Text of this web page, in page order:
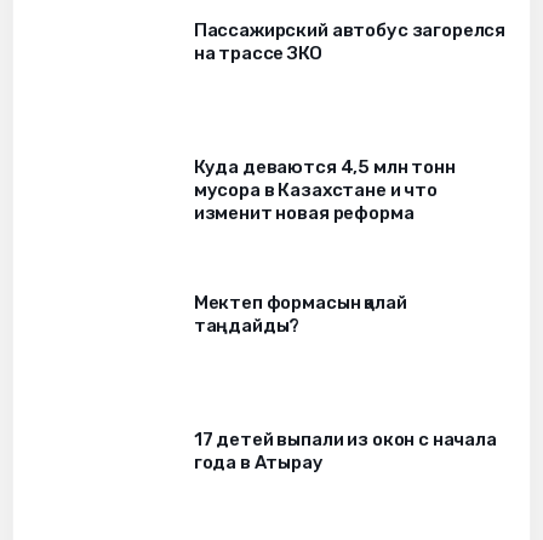
Пассажирский автобус загорелся
на трассе ЗКО
Куда деваются 4,5 млн тонн
мусора в Казахстане и что
изменит новая реформа
Мектеп формасын қалай
таңдайды?
17 детей выпали из окон c начала
года в Атырау